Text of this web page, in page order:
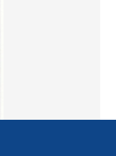
of Metro-